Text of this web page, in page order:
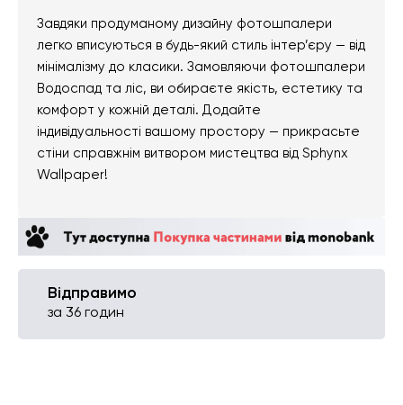
Завдяки продуманому дизайну фотошпалери
легко вписуються в будь-який стиль інтер’єру — від
мінімалізму до класики. Замовляючи фотошпалери
Водоспад та ліс, ви обираєте якість, естетику та
комфорт у кожній деталі. Додайте
індивідуальності вашому простору — прикрасьте
стіни справжнім витвором мистецтва від Sphynx
Wallpaper!
Відправимо
за 36 годин